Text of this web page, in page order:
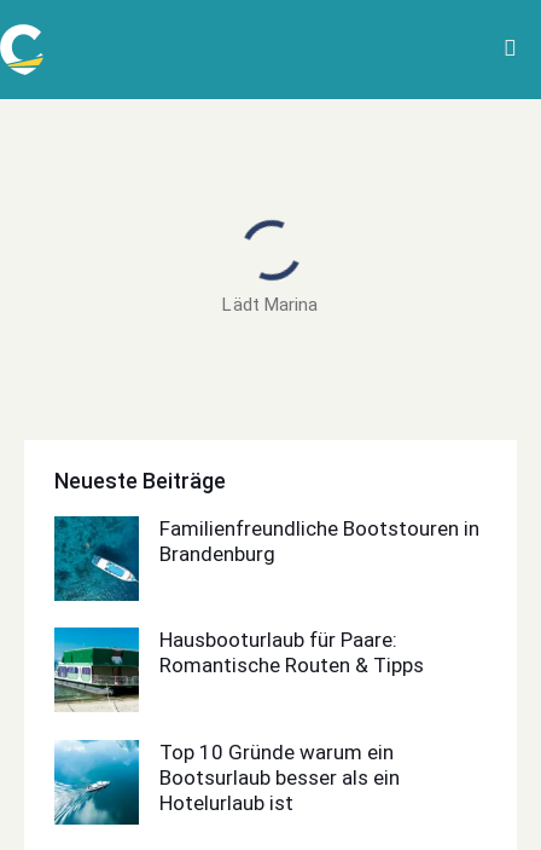
Lädt Marina
Neueste Beiträge
Familienfreundliche Bootstouren in
Brandenburg
Hausbooturlaub für Paare:
Romantische Routen & Tipps
Top 10 Gründe warum ein
Bootsurlaub besser als ein
Hotelurlaub ist